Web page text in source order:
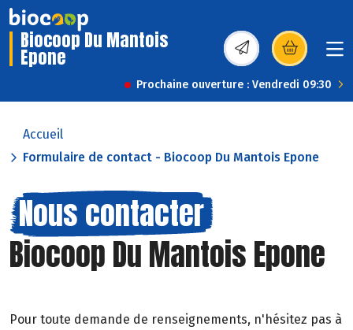
Biocoop Du Mantois
Epone (s’ouvre dans une
Prochaine ouverture : Vendredi 09:30
Accueil
Formulaire de contact - Biocoop Du Mantois Epone
Nous contacter
Biocoop Du Mantois Epone
Pour toute demande de renseignements, n'hésitez pas à